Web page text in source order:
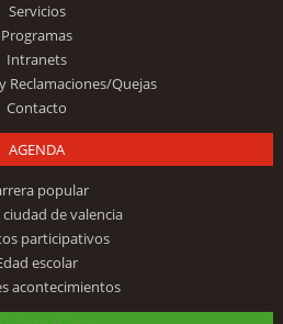
Servicios
Programas
Intranets
Reclamaciones/Quejas
Contacto
AGENDA
popular
de valencia
participativos
escolar
acontecimientos